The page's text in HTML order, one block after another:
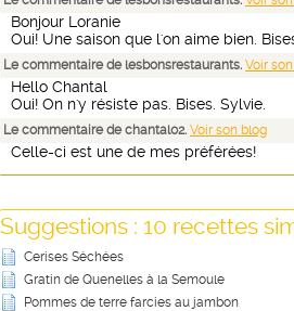
Bonjour Loranie
Oui! Une saison que l'on aime bien.
Le commentaire de lesbonsrestaurants. Voir
Hello Chantal
Oui! On n'y résiste pas. Bises. Sylvie.
Le commentaire de chantal02. Voir son blog
Celle-ci est une de mes préférées!
Suggestions : 10 recettes
Cerises Séchées
Gratin de Quenelles à la Semoule
Pommes de terre farcies au jambon